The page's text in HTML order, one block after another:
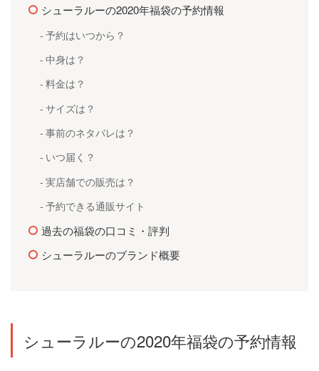
シューラルーの2020年福袋の予約情報
予約はいつから？
中身は？
料金は？
サイズは？
事前のネタバレは？
いつ届く？
実店舗での販売は？
予約できる通販サイト
過去の福袋の口コミ・評判
シューラルーのブランド概要
シューラルーの2020年福袋の予約情報